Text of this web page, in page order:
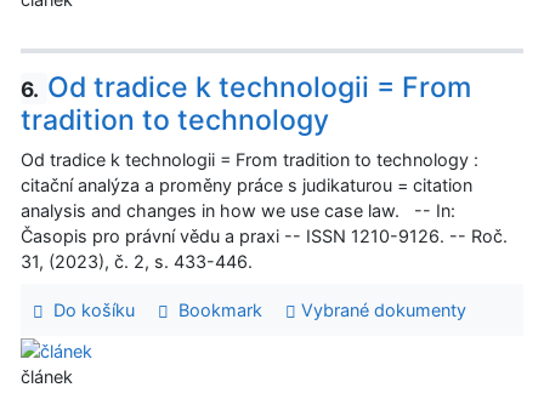
6. Od tradice k technologii = From
tradition to technology
Od tradice k technologii = From tradition to technology :
citační analýza a proměny práce s judikaturou = citation
analysis and changes in how we use case law. -- In:
Časopis pro právní vědu a praxi -- ISSN 1210-9126. -- Roč.
31, (2023), č. 2, s. 433-446.
Do košíku Bookmark Vybrané dokumenty
článek